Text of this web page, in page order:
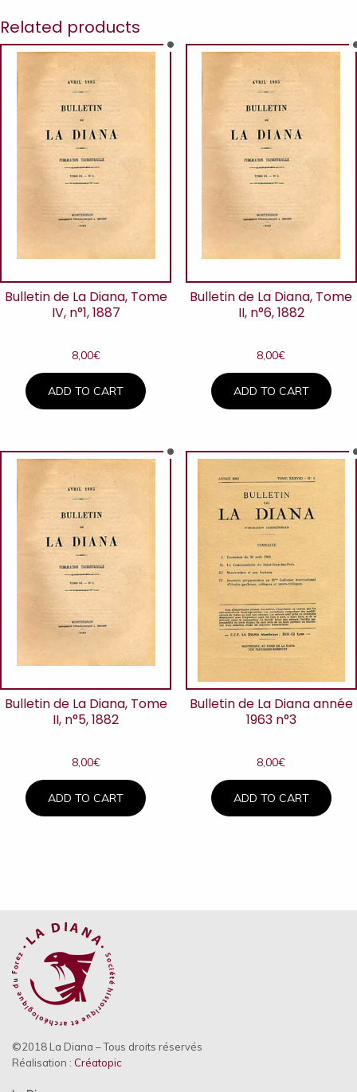
Related products
Bulletin de La Diana, Tome
IV, n°1, 1887
8,00€
ADD TO CART
Bulletin de La Diana, Tome
II, n°6, 1882
8,00€
ADD TO CART
Bulletin de La Diana, Tome
II, n°5, 1882
8,00€
ADD TO CART
Bulletin de La Diana année
1963 n°3
8,00€
ADD TO CART
©2018 La Diana – Tous droits réservés
Réalisation : Créatopic